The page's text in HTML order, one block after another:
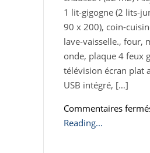
1 lit-gigogne (2 lits-
90 x 200), coin-
lave-vaisselle., four,
onde, plaque 4 feux
télévision écran plat
USB intégré, […]
Commentaires
Reading...